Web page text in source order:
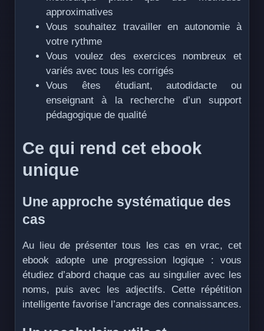
approximatives
Vous souhaitez travailler en autonomie à
votre rythme
Vous voulez des exercices nombreux et
variés avec tous les corrigés
Vous êtes étudiant, autodidacte ou
enseignant à la recherche d’un support
pédagogique de qualité
Ce qui rend cet ebook
unique
Une approche systématique des
cas
Au lieu de présenter tous les cas en vrac, cet
ebook adopte une progression logique : vous
étudiez d’abord chaque cas au singulier avec les
noms, puis avec les adjectifs. Cette répétition
intelligente favorise l’ancrage des connaissances.